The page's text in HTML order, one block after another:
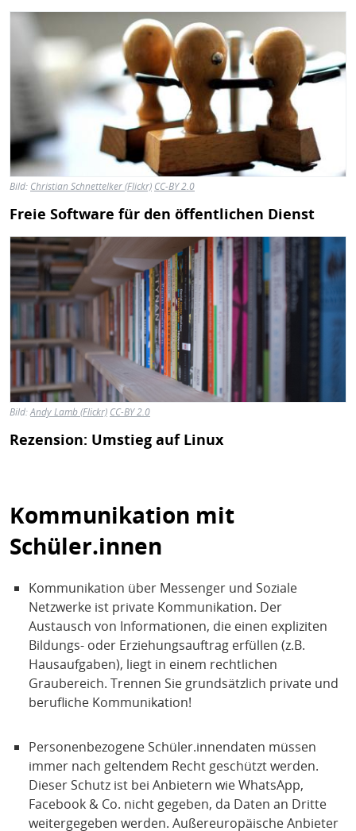
Bild
Bild: Christian Schnettelker (Flickr) CC-BY 2.0
Freie Software für den öffentlichen Dienst
Bild
Bild:Andy Lamb (Flickr) CC-BY 2.0
Rezension: Umstieg auf Linux
Kommunikation mit
Schüler.innen
Kommunikation über Messenger und Soziale
Netzwerke ist private Kommunikation. Der
Austausch von Informationen, die einen expliziten
Bildungs- oder Erziehungsauftrag erfüllen (z.B.
Hausaufgaben), liegt in einem rechtlichen
Graubereich. Trennen Sie grundsätzlich private und
berufliche Kommunikation!
Personenbezogene Schüler.innendaten müssen
immer nach geltendem Recht geschützt werden.
Dieser Schutz ist bei Anbietern wie WhatsApp,
Facebook & Co. nicht gegeben, da Daten an Dritte
weitergegeben werden. Außereuropäische Anbieter